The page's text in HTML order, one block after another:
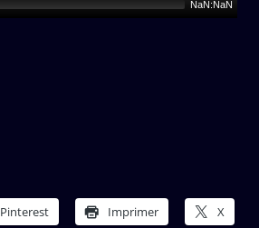
NaN:NaN
Pinterest Imprimer X